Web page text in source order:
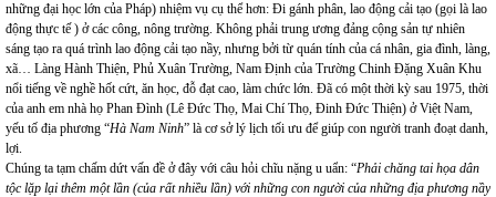
những đại học lớn của Pháp) nhiệm vụ cụ thể hơn: Đi gánh phân, lao động cải tạo (gọi là lao
động thực tế ) ở các công, nông trường. Không phải trung ương đảng cộng sản tự nhiên
sáng tạo ra quá trình lao động cải tạo nầy, nhưng bởi từ quán tính của cá nhân, gia đình, làng,
xã… Làng Hành Thiện, Phủ Xuân Trường, Nam Định của Trường Chinh Đặng Xuân Khu
nổi tiếng về nghề hốt cứt, ăn học, đỗ đạt cao, làm chức lớn. Đã có một thời kỳ sau 1975, thời
của anh em nhà họ Phan Đình (Lê Đức Thọ, Mai Chí Thọ, Đinh Đức Thiện) ở Việt Nam,
yếu tố địa phương “Hà Nam Ninh” là cơ sở lý lịch tối ưu để giúp con người tranh đoạt danh,
lợi.
Chúng ta tạm chấm dứt vấn đề ở đây với câu hỏi chĩu nặng u uẩn: “Phải chăng tai họa dân
tộc lặp lại thêm một lần (của rất nhiều lần) với những con người của những địa phương nầy